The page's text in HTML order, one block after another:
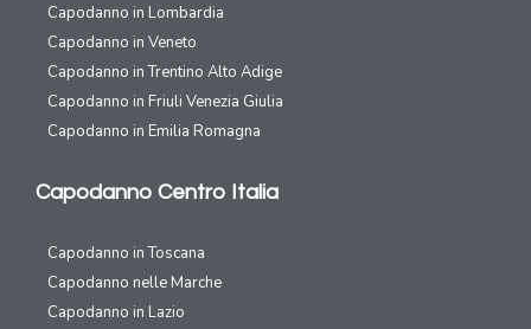
Capodanno in Lombardia
Capodanno in Veneto
Capodanno in Trentino Alto Adige
Capodanno in Friuli Venezia Giulia
Capodanno in Emilia Romagna
Capodanno Centro Italia
Capodanno in Toscana
Capodanno nelle Marche
Capodanno in Lazio